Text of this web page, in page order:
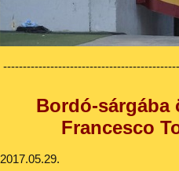
Bordó-sárgába
Francesco
2017.05.29.